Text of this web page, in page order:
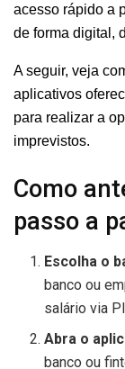
acesso rápido a
de forma digital,
A seguir, veja
aplicativos
para realizar a
imprevistos.
Como
passo a
Escolha o
banco ou
salário via
Abra o
banco ou